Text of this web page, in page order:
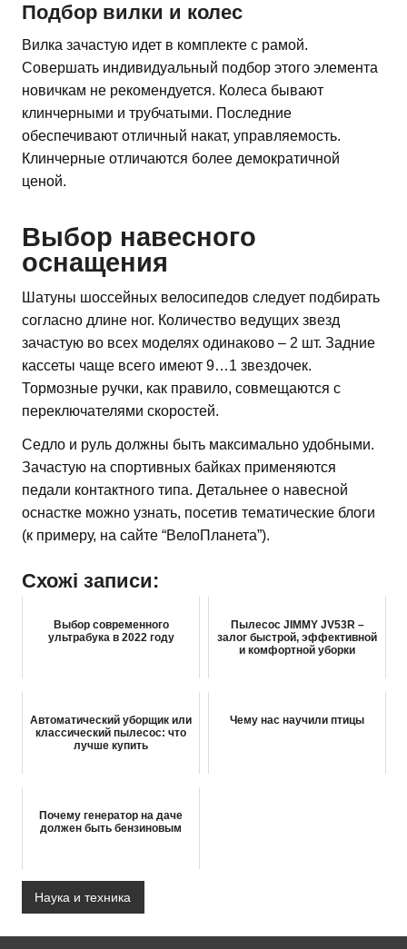
Подбор вилки и колес
Вилка зачастую идет в комплекте с рамой.
Совершать индивидуальный подбор этого элемента
новичкам не рекомендуется. Колеса бывают
клинчерными и трубчатыми. Последние
обеспечивают отличный накат, управляемость.
Клинчерные отличаются более демократичной
ценой.
Выбор навесного
оснащения
Шатуны шоссейных велосипедов следует подбирать
согласно длине ног. Количество ведущих звезд
зачастую во всех моделях одинаково – 2 шт. Задние
кассеты чаще всего имеют 9…1 звездочек.
Тормозные ручки, как правило, совмещаются с
переключателями скоростей.
Седло и руль должны быть максимально удобными.
Зачастую на спортивных байках применяются
педали контактного типа. Детальнее о навесной
оснастке можно узнать, посетив тематические блоги
(к примеру, на сайте “ВелоПланета”).
Схожі записи:
Выбор современного
ультрабука в 2022 году
Пылесос JIMMY JV53R –
залог быстрой, эффективной
и комфортной уборки
Автоматический уборщик или
классический пылесос: что
лучше купить
Чему нас научили птицы
Почему генератор на даче
должен быть бензиновым
Наука и техника